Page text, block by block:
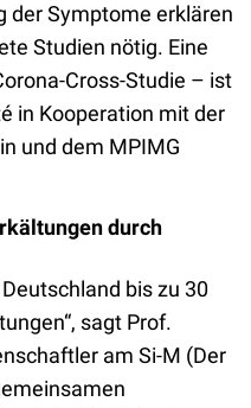
der Symptome erklären
Studien nötig. Eine
Cross-Studie – ist
in Kooperation mit der
und dem MPIMG
durch
bis zu 30
sagt Prof.
am Si-M (Der